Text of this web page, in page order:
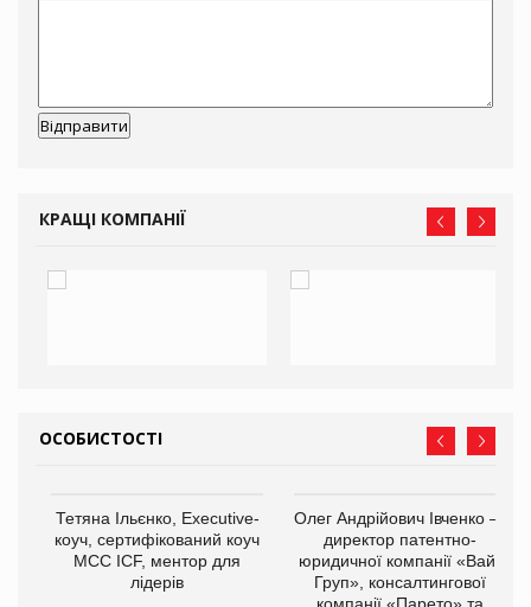
КРАЩІ КОМПАНІЇ
ОСОБИСТОСТІ
Тетяна Ільєнко, Executive-
коуч, сертифікований коуч
МСС ICF, ментор для
лідерів
Олег Андрійович Івченко —
директор патентно-
юридичної компанії «Вайз
Груп», консалтингової